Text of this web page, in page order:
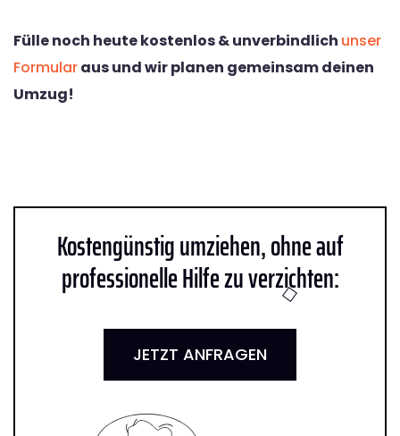
Fülle noch heute kostenlos & unverbindlich unser
Formularaus und wir planen gemeinsam deinen
Umzug!
Kostengünstig umziehen, ohne auf
professionelle Hilfe zu verzichten:
JETZT ANFRAGEN